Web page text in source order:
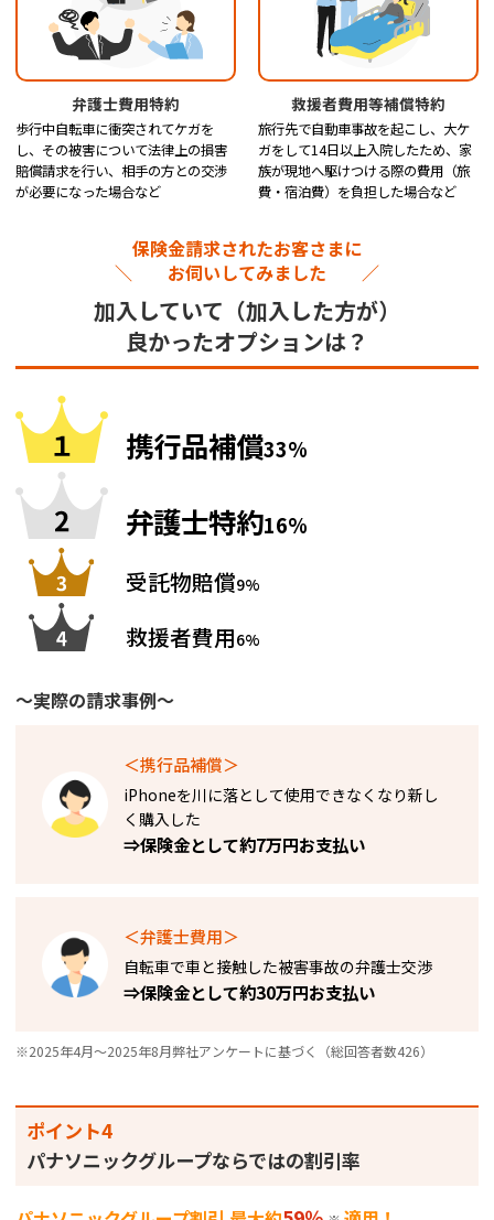
弁護士費用特約
歩行中自転車に衝突されてケガを
し、その被害について法律上の損害
賠償請求を行い、相手の方との交渉
が必要になった場合など
救援者費用等補償特約
旅行先で自動車事故を起こし、大ケ
ガをして14日以上入院したため、家
族が現地へ駆けつける際の費用（旅
費・宿泊費）を負担した場合など
保険金請求されたお客さまに
＼ お伺いしてみました ／
加入していて（加入した方が）
良かったオプションは？
携行品補償33%
弁護士特約16%
受託物賠償9%
救援者費用6%
～実際の請求事例～
＜携行品補償＞
iPhoneを川に落として使用できなくなり新し
く購入した​
⇒保険金として約7万円お支払い
＜弁護士費用＞
自転車で車と接触した被害事故の弁護士交渉
⇒保険金として約30万円お支払い
※2025年4月～2025年8月弊社アンケートに基づく（総回答者数426）
ポイント4
パナソニックグループならではの割引率